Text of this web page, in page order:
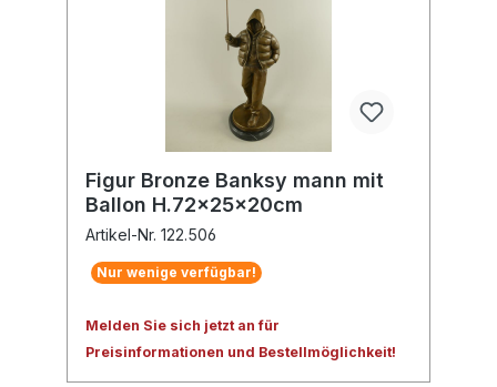
Figur Bronze Banksy mann mit
Ballon H.72x25x20cm
Artikel-Nr. 122.506
Nur wenige verfügbar!
Melden Sie sich jetzt an für
Preisinformationen und Bestellmöglichkeit!